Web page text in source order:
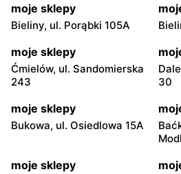
moje sklepy
Bieliny, ul. Porąbki 105A
moje sklepy
Ćmielów, ul. Sandomierska
243
30
moje sklepy
Bukowa, ul. Osiedlowa 15A
moje sklepy